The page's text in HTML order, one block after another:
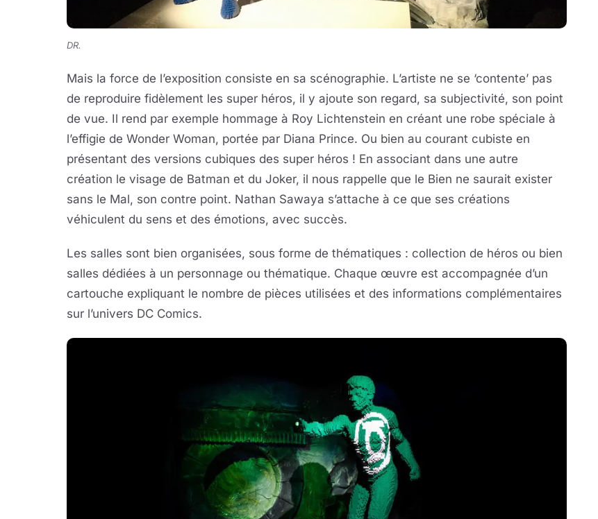
DR.
Mais la force de l’exposition consiste en sa scénographie. L’artiste ne se ‘contente’ pas
de reproduire fidèlement les super héros, il y ajoute son regard, sa subjectivité, son point
de vue. Il rend par exemple hommage à Roy Lichtenstein en créant une robe spéciale à
l’effigie de Wonder Woman, portée par Diana Prince. Ou bien au courant cubiste en
présentant des versions cubiques des super héros ! En associant dans une autre
création le visage de Batman et du Joker, il nous rappelle que le Bien ne saurait exister
sans le Mal, son contre point. Nathan Sawaya s’attache à ce que ses créations
véhiculent du sens et des émotions, avec succès.
Les salles sont bien organisées, sous forme de thématiques : collection de héros ou bien
salles dédiées à un personnage ou thématique. Chaque œuvre est accompagnée d’un
cartouche expliquant le nombre de pièces utilisées et des informations complémentaires
sur l’univers DC Comics.